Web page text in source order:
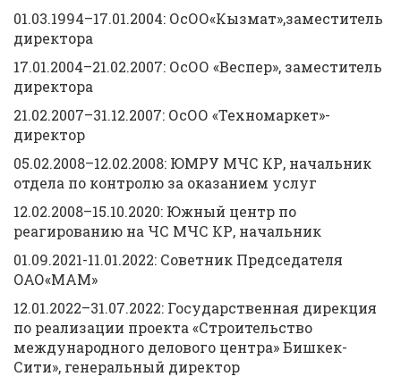
01.03.1994–17.01.2004: ОсОО«Кызмат»,заместитель
директора
17.01.2004–21.02.2007: ОсОО «Веспер», заместитель
директора
21.02.2007–31.12.2007: ОсОО «Техномаркет»-
директор
05.02.2008–12.02.2008: ЮМРУ МЧС КР, начальник
отдела по контролю за оказанием услуг
12.02.2008–15.10.2020: Южный центр по
реагированию на ЧС МЧС КР, начальник
01.09.2021-11.01.2022: Советник Председателя
ОАО«МАМ»
12.01.2022–31.07.2022: Государственная дирекция
по реализации проекта «Строительство
международного делового центра» Бишкек-
Сити», генеральный директор